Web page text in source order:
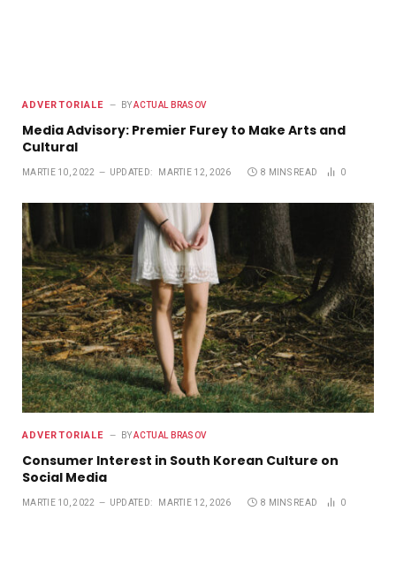
ADVERTORIALE BY ACTUAL BRASOV
Media Advisory: Premier Furey to Make Arts and
Cultural
MARTIE 10, 2022 UPDATED: MARTIE 12, 2026 8 MINS READ 0
ADVERTORIALE BY ACTUAL BRASOV
Consumer Interest in South Korean Culture on
Social Media
MARTIE 10, 2022 UPDATED: MARTIE 12, 2026 8 MINS READ 0